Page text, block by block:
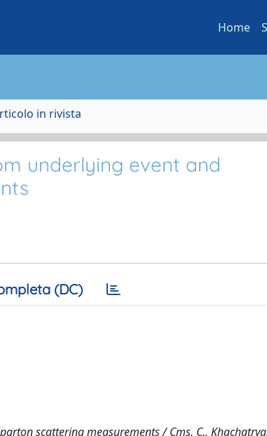
Home
in rivista
underlying event and
(DC)
scattering measurements / Cms, C.,